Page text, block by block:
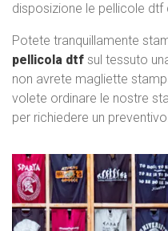
disposizione le pellicole dtf
Potete tranquillamente
pellicola dtf sul tessuto
non avrete magliette
volete ordinare le nostre
per richiedere un